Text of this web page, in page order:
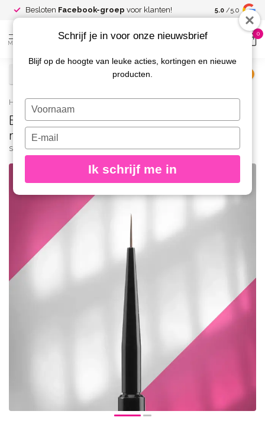
Besloten Facebook-groep voor klanten! Spaar voor
kortingen
5.0 /5.0
MENU
0
Home / Brush-liner EXPERT width 1 mm/length 7 mm
Brush-liner EXPERT width 1 mm/length 7
mm
STALEKS PRO (0)
Schrijf je in voor onze nieuwsbrief
Blijf op de hoogte van leuke acties, kortingen en nieuwe
producten.
Typ
je
naam
Typ
je
e-
in
Ik schrijf me in